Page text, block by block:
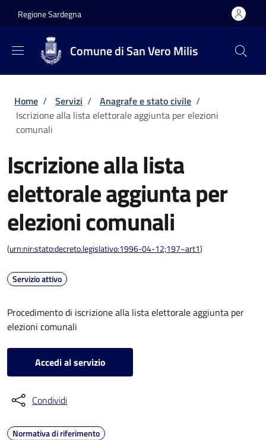
Regione Sardegna
Comune di San Vero Milis
Briciole di pane
Home / Servizi / Anagrafe e stato civile /
Iscrizione alla lista elettorale aggiunta per elezioni
comunali
Iscrizione alla lista
elettorale aggiunta per
elezioni comunali
(urn:nir:stato:decreto.legislativo:1996-04-12;197~art1)
Servizio attivo
Procedimento di iscrizione alla lista elettorale aggiunta per
elezioni comunali
Accedi al servizio
Condividi
Normativa di riferimento